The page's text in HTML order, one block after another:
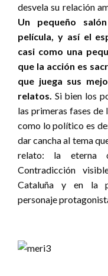
desvela su relación
Un pequeño
película, y así el
casi como una
que la acción es
que juega sus
relatos. Si bien los
las primeras fases de
como lo político es
dar cancha al tema
relato: la eterna
Contradicción
Cataluña y en la
personaje